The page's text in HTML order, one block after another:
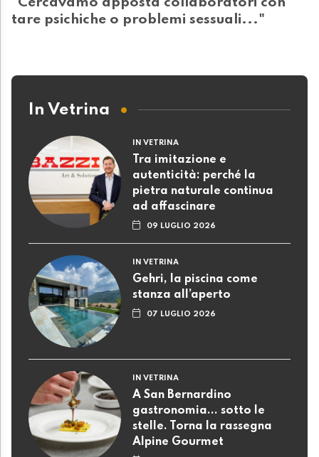
"Cercavamo apposta collaboratori con
tare psichiche o problemi sessuali..."
In Vetrina
IN VETRINA
Tra imitazione e
autenticità: perché la
pietra naturale continua
ad affascinare
09 LUGLIO 2026
IN VETRINA
Gehri, la piscina come
stanza all’aperto
07 LUGLIO 2026
IN VETRINA
A San Bernardino
gastronomia... sotto le
stelle. Torna la rassegna
Alpine Gourmet